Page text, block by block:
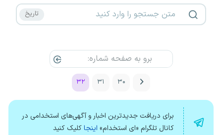
۳۰ ۳۱ ۳۲
برای دریافت جدیدترین اخبار و آگهی‌های استخدامی در
کانال تلگرام «ای استخدام» اینجاکلیک کنید